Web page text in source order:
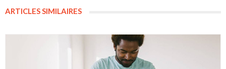
ARTICLES SIMILAIRES